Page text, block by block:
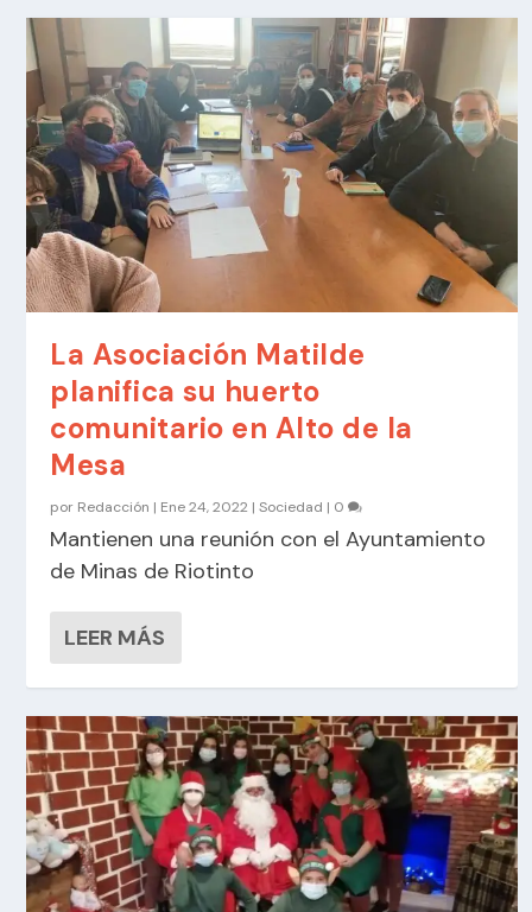
La Asociación Matilde
planifica su huerto
comunitario en Alto de la
Mesa
por Redacción | Ene 24, 2022 |Sociedad | 0
Mantienen una reunión con el Ayuntamiento
de Minas de Riotinto
LEER MÁS